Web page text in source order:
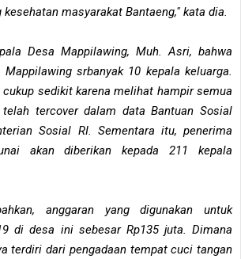
masyarakat Bantaeng," kata dia.
Desa Mappilawing, Muh. Asri, bahwa
Mappilawing srbanyak 10 kepala keluarga.
sedikit karena melihat hampir semua
tercover dalam data Bantuan Sosial
Sosial RI. Sementara itu, penerima
akan diberikan kepada 211 kepala
anggaran yang digunakan untuk
di desa ini sebesar Rp135 juta. Dimana
terdiri dari pengadaan tempat cuci tangan